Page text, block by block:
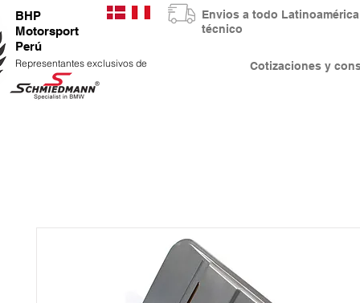
BHP
Motorsport
Perú
Representantes exclusivos de Cotizaciones y
Envios a todo
técnico